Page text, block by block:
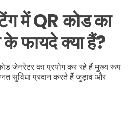
में QR कोड का
फायदे क्या हैं?
जेनरेटर का प्रयोग कर रहे हैं मुख्य रूप
सुविधा प्रदान करते हैं जुड़ाव और